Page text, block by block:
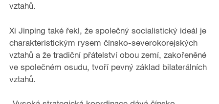
vztahů.
Xi Jinping také řekl, že společný socialistický ideál je
charakteristickým rysem čínsko-severokorejských
vztahů a že tradiční přátelství obou zemí, zakořeněné
ve společném osudu, tvoří pevný základ bilaterálních
vztahů.